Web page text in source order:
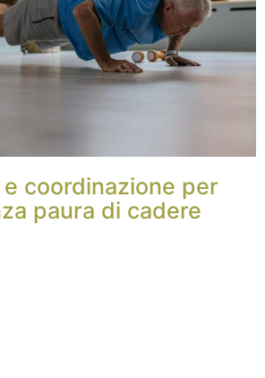
coordinazione per
paura di cadere